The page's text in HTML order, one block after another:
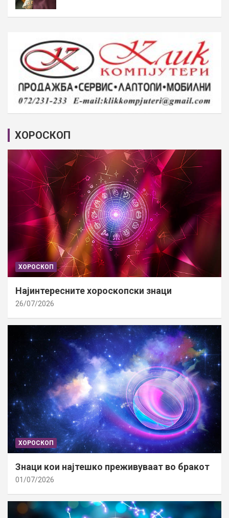
ХОРОСКОП
ХОРОСКОП
Најинтересните хороскопски знаци
26/07/2026
ХОРОСКОП
Знаци кои најтешко преживуваат во бракот
01/07/2026